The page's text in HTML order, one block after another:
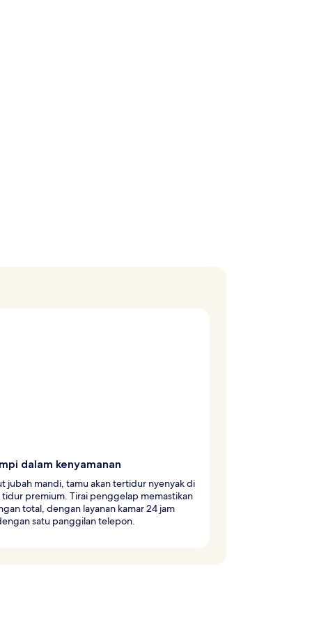
dalam kenyamanan
jubah mandi, tamu akan tertidur nyenyak di
premium. Tirai penggelap memastikan
total, dengan layanan kamar 24 jam
satu panggilan telepon.